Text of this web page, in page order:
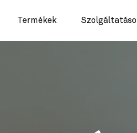
Termékek